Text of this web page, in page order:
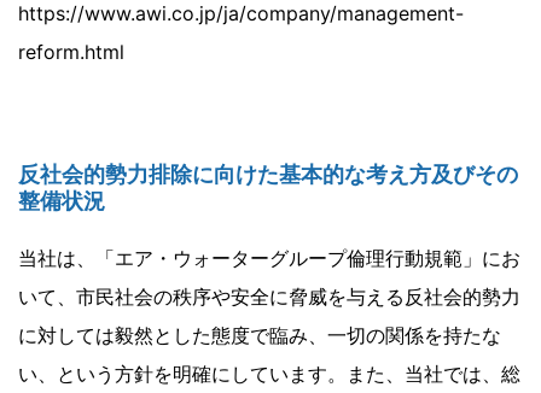
https://www.awi.co.jp/ja/company/management-
reform.html
反社会的勢力排除に向けた基本的な考え方及びその
整備状況
当社は、「エア・ウォーターグループ倫理行動規範」にお
いて、市民社会の秩序や安全に脅威を与える反社会的勢力
に対しては毅然とした態度で臨み、一切の関係を持たな
い、という方針を明確にしています。また、当社では、総